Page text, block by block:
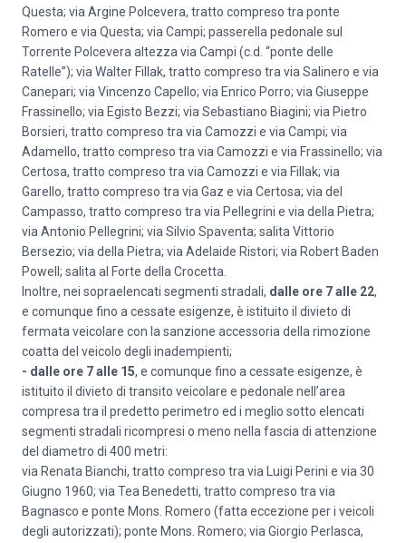
Questa; via Argine Polcevera, tratto compreso tra ponte
Romero e via Questa; via Campi; passerella pedonale sul
Torrente Polcevera altezza via Campi (c.d. “ponte delle
Ratelle”); via Walter Fillak, tratto compreso tra via Salinero e via
Canepari; via Vincenzo Capello; via Enrico Porro; via Giuseppe
Frassinello; via Egisto Bezzi; via Sebastiano Biagini; via Pietro
Borsieri, tratto compreso tra via Camozzi e via Campi; via
Adamello, tratto compreso tra via Camozzi e via Frassinello; via
Certosa, tratto compreso tra via Camozzi e via Fillak; via
Garello, tratto compreso tra via Gaz e via Certosa; via del
Campasso, tratto compreso tra via Pellegrini e via della Pietra;
via Antonio Pellegrini; via Silvio Spaventa; salita Vittorio
Bersezio; via della Pietra; via Adelaide Ristori; via Robert Baden
Powell; salita al Forte della Crocetta.
Inoltre, nei sopraelencati segmenti stradali, dalle ore 7 alle 22,
e comunque fino a cessate esigenze, è istituito il divieto di
fermata veicolare con la sanzione accessoria della rimozione
coatta del veicolo degli inadempienti;
- dalle ore 7 alle 15, e comunque fino a cessate esigenze, è
istituito il divieto di transito veicolare e pedonale nell’area
compresa tra il predetto perimetro ed i meglio sotto elencati
segmenti stradali ricompresi o meno nella fascia di attenzione
del diametro di 400 metri:
via Renata Bianchi, tratto compreso tra via Luigi Perini e via 30
Giugno 1960; via Tea Benedetti, tratto compreso tra via
Bagnasco e ponte Mons. Romero (fatta eccezione per i veicoli
degli autorizzati); ponte Mons. Romero; via Giorgio Perlasca,